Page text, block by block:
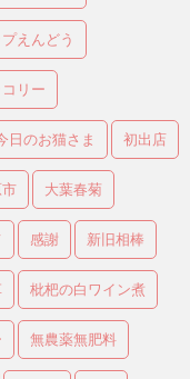
えんどう
リー
日のお猫さま 初出店
大葉春菊
感謝 新旧相棒
枇杷の白ワイン煮
無農薬無肥料